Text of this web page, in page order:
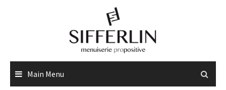
Main Menu